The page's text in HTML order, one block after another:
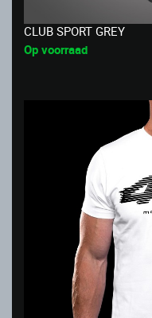
CLUB SPORT GREY
Op voorraad